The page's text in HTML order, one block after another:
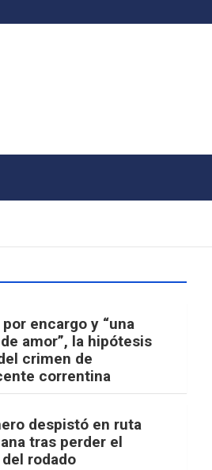
encargo y “una
amor”, la hipótesis
crimen de
correntina
despistó en ruta
tras perder el
rodado